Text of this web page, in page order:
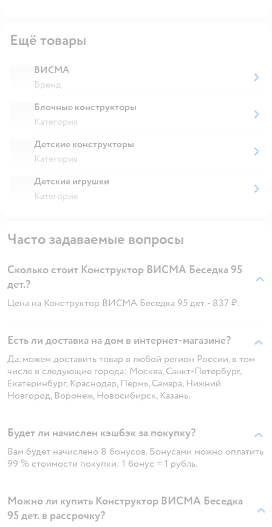
Ещё товары
ВИСМА
Бренд
Блочные конструкторы
Категория
Детские конструкторы
Категория
Детские игрушки
Категория
Часто задаваемые вопросы
Сколько стоит Конструктор ВИСМА Беседка 95
дет.?
Цена на Конструктор ВИСМА Беседка 95 дет. - 837 ₽.
Есть ли доставка на дом в интернет-магазине?
Да, можем доставить товар в любой регион России, в том
числе в следующие города: Москва, Санкт-Петербург,
Екатеринбург, Краснодар, Пермь, Самара, Нижний
Новгород, Воронеж, Новосибирск, Казань.
Будет ли начислен кэшбэк за покупку?
Вам будет начислено 8 бонусов. Бонусами можно оплатить
99 % стоимости покупки: 1 бонус = 1 рубль.
Можно ли купить Конструктор ВИСМА Беседка
95 дет. в рассрочку?